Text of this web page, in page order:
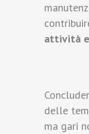
attività
delle
ma gari